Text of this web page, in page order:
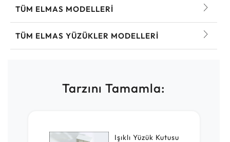
TÜM ELMAS MODELLERI
TÜM ELMAS YÜZÜKLER MODELLERI
Tarzını Tamamla:
Işıklı Yüzük Kutusu